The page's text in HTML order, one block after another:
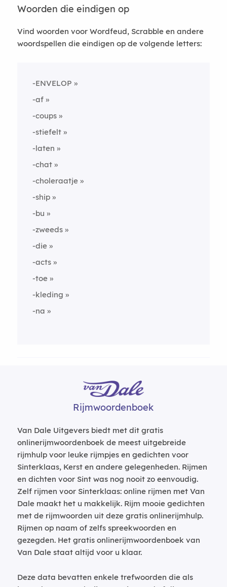
Woorden die eindigen op
Vind woorden voor Wordfeud, Scrabble en andere
woordspellen die eindigen op de volgende letters:
-ENVELOP
-af
-coups
-stiefelt
-laten
-chat
-choleraatje
-ship
-bu
-zweeds
-die
-acts
-toe
-kleding
-na
Rijmwoordenboek
Van Dale Uitgevers biedt met dit gratis
onlinerijmwoordenboek de meest uitgebreide
rijmhulp voor leuke rijmpjes en gedichten voor
Sinterklaas, Kerst en andere gelegenheden. Rijmen
en dichten voor Sint was nog nooit zo eenvoudig.
Zelf rijmen voor Sinterklaas: online rijmen met Van
Dale maakt het u makkelijk. Rijm mooie gedichten
met de rijmwoorden uit deze gratis onlinerijmhulp.
Rijmen op naam of zelfs spreekwoorden en
gezegden. Het gratis onlinerijmwoordenboek van
Van Dale staat altijd voor u klaar.
Deze data bevatten enkele trefwoorden die als